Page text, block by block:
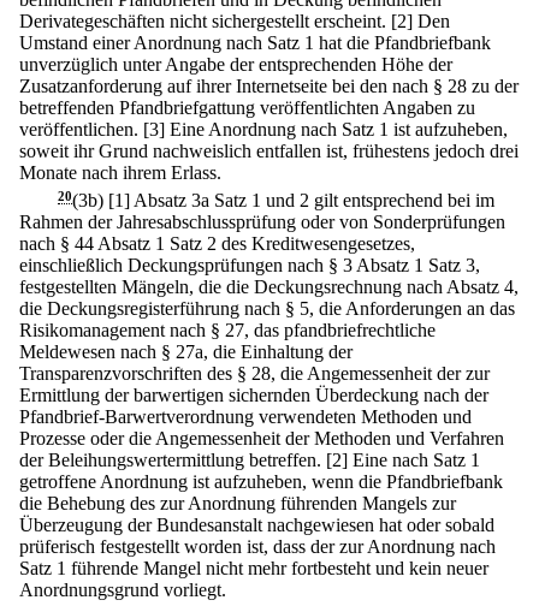
Derivategeschäften nicht sichergestellt erscheint. [2] Den
Umstand einer Anordnung nach Satz 1 hat die Pfandbriefbank
unverzüglich unter Angabe der entsprechenden Höhe der
Zusatzanforderung auf ihrer Internetseite bei den nach § 28 zu der
betreffenden Pfandbriefgattung veröffentlichten Angaben zu
veröffentlichen. [3] Eine Anordnung nach Satz 1 ist aufzuheben,
soweit ihr Grund nachweislich entfallen ist, frühestens jedoch drei
Monate nach ihrem Erlass.
20(3b) [1] Absatz 3a Satz 1 und 2 gilt entsprechend bei im
Rahmen der Jahresabschlussprüfung oder von Sonderprüfungen
nach § 44 Absatz 1 Satz 2 des Kreditwesengesetzes,
einschließlich Deckungsprüfungen nach § 3 Absatz 1 Satz 3,
festgestellten Mängeln, die die Deckungsrechnung nach Absatz 4,
die Deckungsregisterführung nach § 5, die Anforderungen an das
Risikomanagement nach § 27, das pfandbriefrechtliche
Meldewesen nach § 27a, die Einhaltung der
Transparenzvorschriften des § 28, die Angemessenheit der zur
Ermittlung der barwertigen sichernden Überdeckung nach der
Pfandbrief-Barwertverordnung verwendeten Methoden und
Prozesse oder die Angemessenheit der Methoden und Verfahren
der Beleihungswertermittlung betreffen. [2] Eine nach Satz 1
getroffene Anordnung ist aufzuheben, wenn die Pfandbriefbank
die Behebung des zur Anordnung führenden Mangels zur
Überzeugung der Bundesanstalt nachgewiesen hat oder sobald
prüferisch festgestellt worden ist, dass der zur Anordnung nach
Satz 1 führende Mangel nicht mehr fortbesteht und kein neuer
Anordnungsgrund vorliegt.